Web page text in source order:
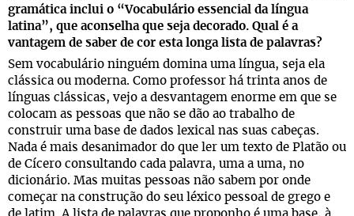
gramática inclui o “Vocabulário essencial da língua
latina”, que aconselha que seja decorado. Qual é a
vantagem de saber de cor esta longa lista de palavras?
Sem vocabulário ninguém domina uma língua, seja ela
clássica ou moderna. Como professor há trinta anos de
línguas clássicas, vejo a desvantagem enorme em que se
colocam as pessoas que não se dão ao trabalho de
construir uma base de dados lexical nas suas cabeças.
Nada é mais desanimador do que ler um texto de Platão ou
de Cícero consultando cada palavra, uma a uma, no
dicionário. Mas muitas pessoas não sabem por onde
começar na construção do seu léxico pessoal de grego e